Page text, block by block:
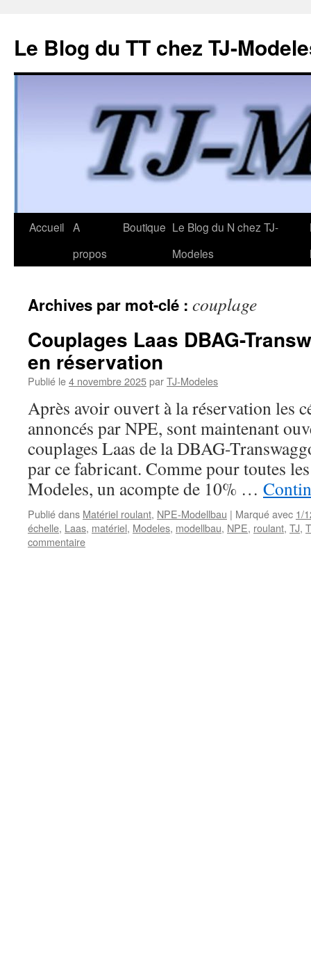
Le Blog du TT chez TJ-
Aller
Accueil A
propos
Boutique Le Blog du N chez TJ-
Modeles
Archives par mot-clé : couplage
Couplages Laas DBAG-
en réservation
Publié le4 novembre 2025parTJ-Modeles
Après avoir ouvert à la réservation les
annoncés par NPE, sont maintenant
couplages Laas de la DBAG-
par ce fabricant. Comme pour toutes
Modeles, un acompte de 10% …
Publié dans Matériel roulant, NPE-Modellbau | Marqué avec 1/
échelle, Laas, matériel, Modeles, modellbau, NPE, roulant, TJ,
commentaire